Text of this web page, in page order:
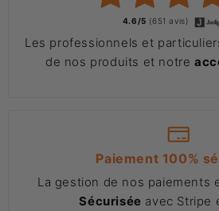
4.6/5 (651 avis)
Les professionnels et
de nos produits et notre
Paiement 100%
La gestion de nos paiements
Sécurisée avec Stripe